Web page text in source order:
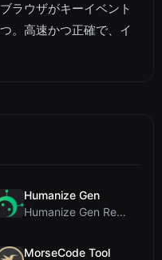
ラウザがキーイベント
。高速かつ正確で、イ
Humanize Gen
Humanize Gen Review: A Deep Dive into This Free AI...
MorseCode Tool